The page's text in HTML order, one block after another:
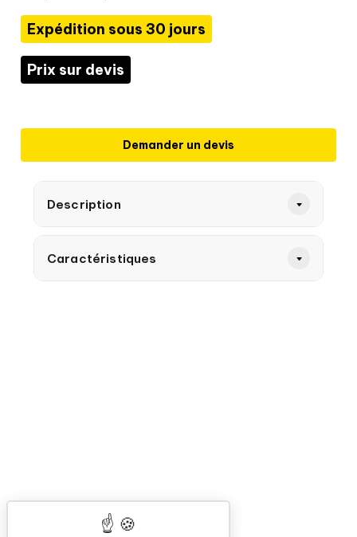
Expédition sous 30 jours
Prix sur devis
Demander un devis
Description
Caractéristiques